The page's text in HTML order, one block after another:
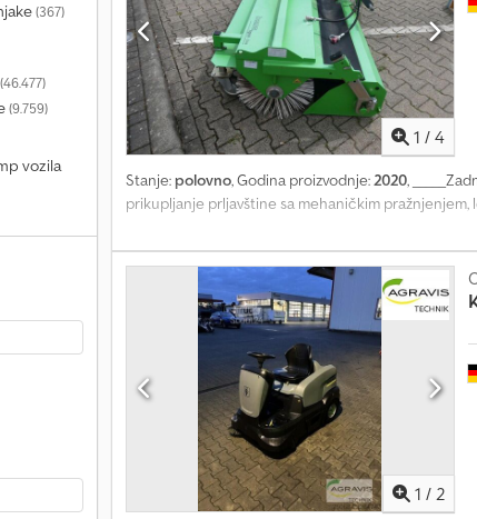
(367)
(46.477)
(9.759)
vozila
1 / 4
Stanje: polovno, Godina proizvodnje:2020,
prikupljanje prljavštine sa mehaničkim pražnjenjem,
1 / 2